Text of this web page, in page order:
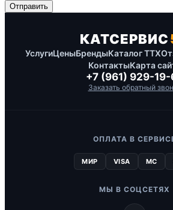
КАТСЕРВИС
УслугиЦеныБрендыКаталог ТТХ
КонтактыКарта
+7 (961) 929-
Заказать обратный
ОПЛАТА В
МИР VISA MC
МЫ В СОЦСЕТЯХ